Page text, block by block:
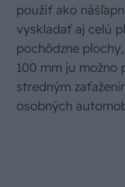
použiť ako
vyskladať aj celú
pochôdzne
100 mm ju možno
stredným
osobných